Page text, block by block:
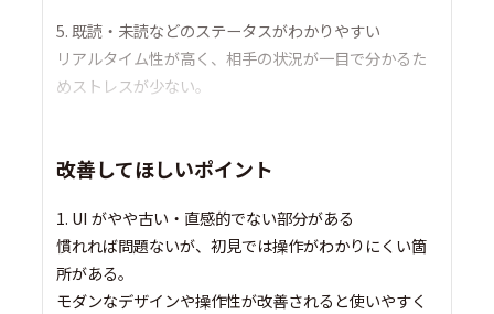
5. 既読・未読などのステータスがわかりやすい
リアルタイム性が高く、相手の状況が一目で分かるた
めストレスが少ない。
改善してほしいポイント
1. UI がやや古い・直感的でない部分がある
慣れれば問題ないが、初見では操作がわかりにくい箇
所がある。
モダンなデザインや操作性が改善されると使いやすく